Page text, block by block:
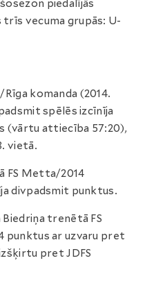
piedalījās
trīs vecuma grupās: U-
komanda (2014.
spēlēs izcīnīja
(vārtu attiecība 57:20),
vietā.
FS Metta/2014
divpadsmit punktus.
trenētā FS
punktus ar uzvaru pret
pret JDFS